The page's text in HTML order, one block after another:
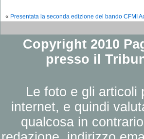
« Presentata la seconda edizione del bando CFMI
Copyright 2010
presso il
Le foto e gli articoli
internet, e quindi
qualcosa in